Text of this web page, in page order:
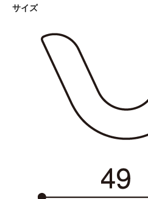
サイズ